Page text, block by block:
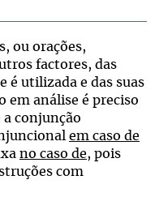
ou orações,
factores, das
é utilizada e das suas
em análise é preciso
conjunção
em caso de
no caso de, pois
com